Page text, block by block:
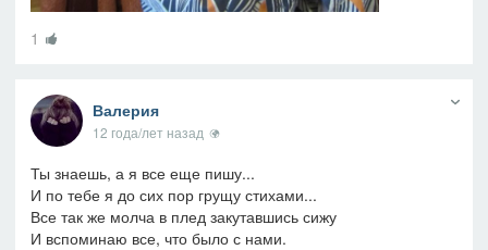
1
Валерия
12 года/лет назад
Ты знаешь, а я все еще пишу...
И по тебе я до сих пор грущу стихами...
Все так же молча в плед закутавшись сижу
И вспоминаю все, что было с нами.